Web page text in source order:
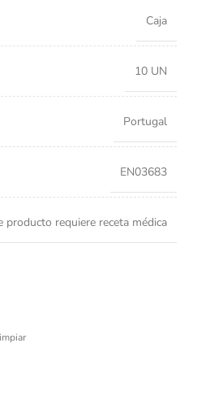
Caja
10 UN
Portugal
EN03683
producto requiere receta médica